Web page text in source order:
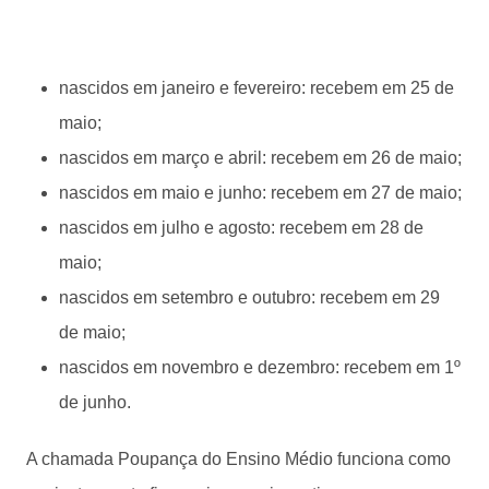
nascidos em janeiro e fevereiro: recebem em 25 de
maio;
nascidos em março e abril: recebem em 26 de maio;
nascidos em maio e junho: recebem em 27 de maio;
nascidos em julho e agosto: recebem em 28 de
maio;
nascidos em setembro e outubro: recebem em 29
de maio;
nascidos em novembro e dezembro: recebem em 1º
de junho.
A chamada Poupança do Ensino Médio funciona como